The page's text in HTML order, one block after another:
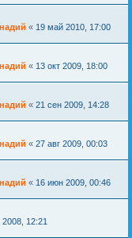
« 19 май 2010, 17:00
« 13 окт 2009, 18:00
« 21 сен 2009, 14:28
« 27 авг 2009, 00:03
« 16 июн 2009, 00:46
2008, 12:21